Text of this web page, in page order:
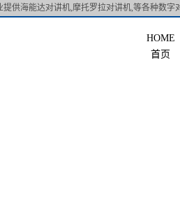
供海能达对讲机,摩托罗拉对讲机,等各种数字
首页